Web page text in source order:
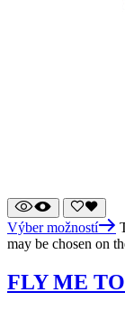
Výber možností
may be chosen on
FLY ME